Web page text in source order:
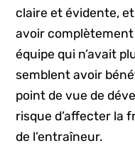
claire et évidente,
avoir
équipe qui n’avait
semblent avoir
point de vue de
risque d’affecter la
de l’entraîneur.